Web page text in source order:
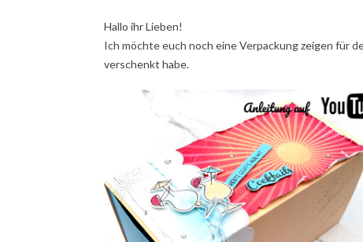
Hallo ihr Lieben!
Ich möchte euch noch eine Verpackung zeigen für
verschenkt habe.